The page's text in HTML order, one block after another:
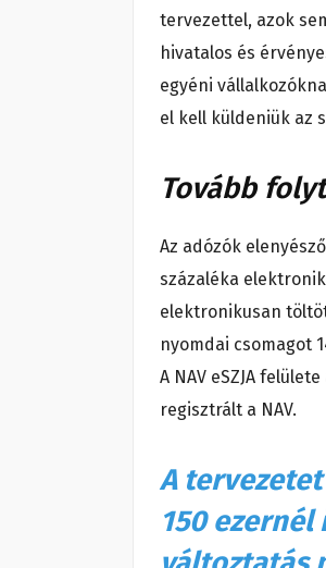
tervezettel, azok
hivatalos és
egyéni
el kell küldeniük az
Tovább
Az adózók
százaléka
elektronikusan
nyomdai csomagot
A NAV eSZJA
regisztrált a NAV.
A
150